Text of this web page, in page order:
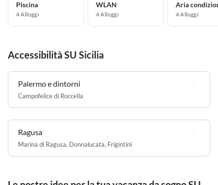
Piscina
4 Alloggi
WLAN
4 Alloggi
Aria
4 Alloggi
Accessibilità SU Sicilia
Palermo e dintorni
Campofelice di Roccella
Ragusa
Marina di Ragusa, Donnalucata, Frigintini